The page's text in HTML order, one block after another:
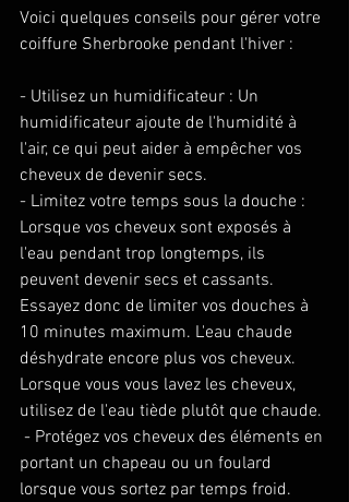
Voici quelques conseils pour gérer votre
coiffure Sherbrooke pendant l'hiver :
- Utilisez un humidificateur : Un
humidificateur ajoute de l'humidité à
l'air, ce qui peut aider à empêcher vos
cheveux de devenir secs.
- Limitez votre temps sous la douche :
Lorsque vos cheveux sont exposés à
l'eau pendant trop longtemps, ils
peuvent devenir secs et cassants.
Essayez donc de limiter vos douches à
10 minutes maximum. L'eau chaude
déshydrate encore plus vos cheveux.
Lorsque vous vous lavez les cheveux,
utilisez de l'eau tiède plutôt que chaude.
portant un chapeau ou un foulard
lorsque vous sortez par temps froid.